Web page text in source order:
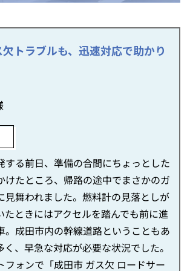
トラブルも、迅速対応で助かり
する前日、準備の合間にちょっとした
けたところ、帰路の途中でまさかのガ
見舞われました。燃料計の見落としが
たときにはアクセルを踏んでも前に進
。成田市内の幹線道路ということもあ
く、早急な対応が必要な状況でした。
フォンで「成田市 ガス欠 ロードサー